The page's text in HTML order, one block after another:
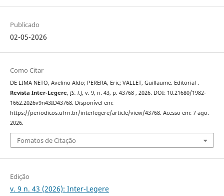
Publicado
02-05-2026
Como Citar
DE LIMA NETO, Avelino Aldo; PERERA, Eric; VALLET, Guillaume. Editorial .
Revista Inter-Legere, [S. l.], v. 9, n. 43, p. 43768 , 2026. DOI: 10.21680/1982-
1662.2026v9n43ID43768. Disponível em:
https://periodicos.ufrn.br/interlegere/article/view/43768. Acesso em: 7 ago.
2026.
Fomatos de Citação
Edição
v. 9 n. 43 (2026): Inter-Legere